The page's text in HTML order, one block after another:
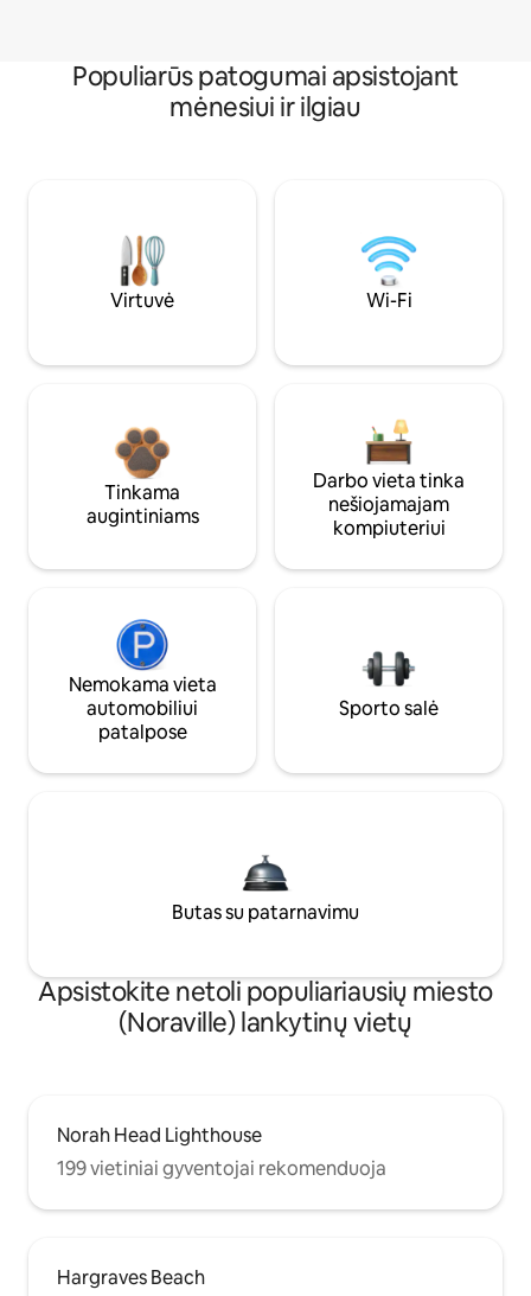
Populiarūs patogumai apsistojant
mėnesiui ir ilgiau
Virtuvė Wi-Fi
Tinkama
augintiniams
Darbo vieta tinka
nešiojamajam
kompiuteriui
Nemokama vieta
automobiliui
patalpose
Sporto salė
Butas su patarnavimu
Apsistokite netoli populiariausių miesto
(Noraville) lankytinų vietų
Norah Head Lighthouse
199 vietiniai gyventojai rekomenduoja
Hargraves Beach